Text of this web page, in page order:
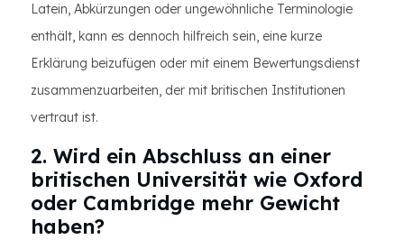
Latein, Abkürzungen oder ungewöhnliche Terminologie
enthält, kann es dennoch hilfreich sein, eine kurze
Erklärung beizufügen oder mit einem Bewertungsdienst
zusammenzuarbeiten, der mit britischen Institutionen
vertraut ist.
2. Wird ein Abschluss an einer
britischen Universität wie Oxford
oder Cambridge mehr Gewicht
haben?